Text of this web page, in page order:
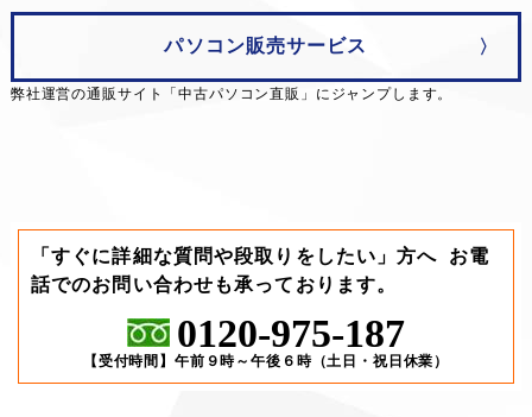
パソコン販売サービス
弊社運営の通販サイト「中古パソコン直販」にジャンプします。
「すぐに詳細な質問や段取りをしたい」方へ
お電
話でのお問い合わせも承っております。
0120-975-187
【受付時間】午前９時～午後６時（土日・祝日休業）